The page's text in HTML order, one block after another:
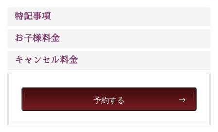
特記事項
お子様料金
キャンセル料金
予約する